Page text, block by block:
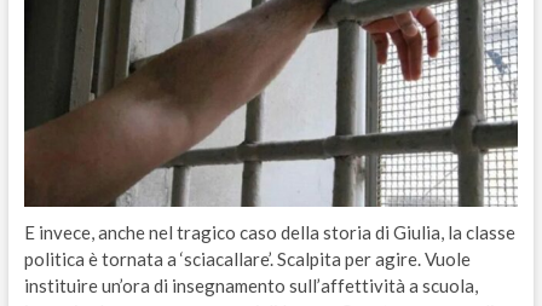
E invece, anche nel tragico caso della storia di Giulia, la classe
politica è tornata a ‘sciacallare’. Scalpita per agire. Vuole
instituire un’ora di insegnamento sull’affettività a scuola,